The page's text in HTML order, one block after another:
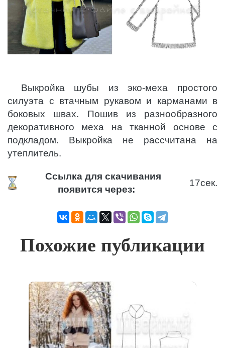
Выкройка шубы из эко-меха простого
силуэта с втачным рукавом и карманами в
боковых швах. Пошив из разнообразного
декоративного меха на тканной основе с
подкладом. Выкройка не рассчитана на
утеплитель.
Ссылка для скачивания
появится через:
17сек.
Похожие публикации